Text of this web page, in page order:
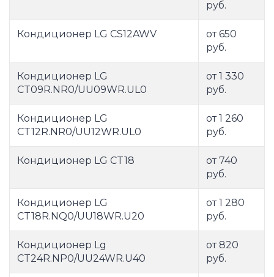
руб.
Кондиционер LG CS12AWV
от 650
руб.
Кондиционер LG
CT09R.NR0/UU09WR.UL0
от 1 330
руб.
Кондиционер LG
CT12R.NR0/UU12WR.UL0
от 1 260
руб.
Кондиционер LG CT18
от 740
руб.
Кондиционер LG
CT18R.NQ0/UU18WR.U20
от 1 280
руб.
Кондиционер Lg
CT24R.NP0/UU24WR.U40
от 820
руб.